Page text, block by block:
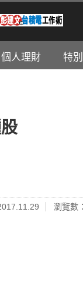
個人理財 特
瀏覽數